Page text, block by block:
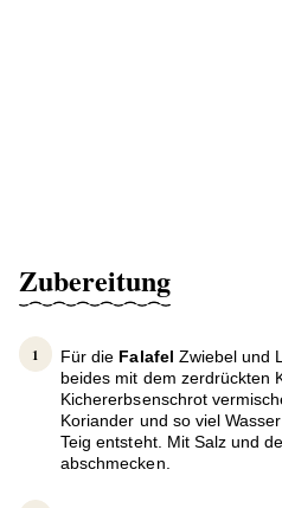
Zubereitung
Für die Falafel Zwiebel und
beides mit dem zerdrückten
Kichererbsenschrot
Koriander und so viel
Teig entsteht. Mit Salz und
abschmecken.